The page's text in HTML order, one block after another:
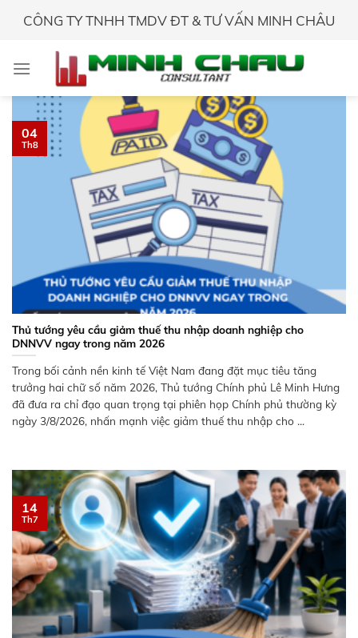
CÔNG TY TNHH TMDV ĐT & TƯ VẤN MINH CHÂU
Thủ tướng yêu cầu giảm thuế thu nhập doanh nghiệp cho
DNNVV ngay trong năm 2026
Trong bối cảnh nền kinh tế Việt Nam đang đặt mục tiêu tăng
trưởng hai chữ số năm 2026, Thủ tướng Chính phủ Lê Minh Hưng
đã đưa ra chỉ đạo quan trọng tại phiên họp Chính phủ thường kỳ
ngày 3/8/2026, nhấn mạnh việc giảm thuế thu nhập cho ...
04
Th8
14
Th7